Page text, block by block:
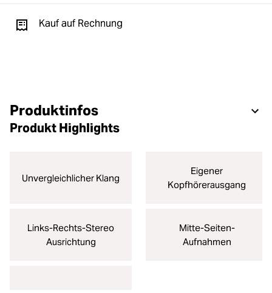
Kauf auf Rechnung
Produktinfos
Produkt Highlights
Unvergleichlicher Klang
Eigener
Kopfhörerausgang
Links-Rechts-Stereo
Ausrichtung
Mitte-Seiten-
Aufnahmen